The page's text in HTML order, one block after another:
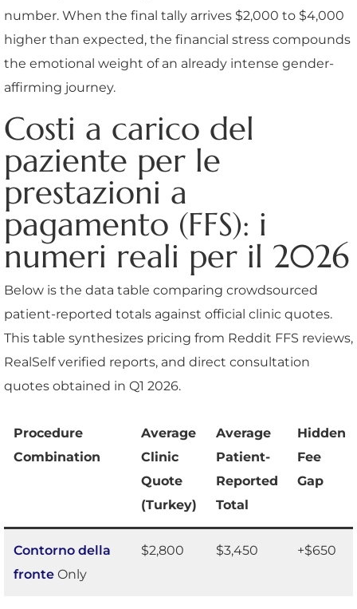
number. When the final tally arrives $2,000 to $4,000
higher than expected, the financial stress compounds
the emotional weight of an already intense gender-
affirming journey.
Costi a carico del
paziente per le
prestazioni a
pagamento (FFS): i
numeri reali per il 2026
Below is the data table comparing crowdsourced
patient-reported totals against official clinic quotes.
This table synthesizes pricing from Reddit FFS reviews,
RealSelf verified reports, and direct consultation
quotes obtained in Q1 2026.
Procedure
Combination
Average
Clinic
Quote
(Turkey)
Average
Patient-
Reported
Total
Hidden
Fee
Gap
Contorno della
fronte Only
$2,800 $3,450 +$650